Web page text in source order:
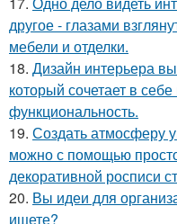
другое - глазами
мебели и отделки.
18. Дизайн интерьера
который сочетает в
функциональность.
19. Создать атмосферу
можно с помощью
декоративной росписи
20. Вы идеи для
ищете?